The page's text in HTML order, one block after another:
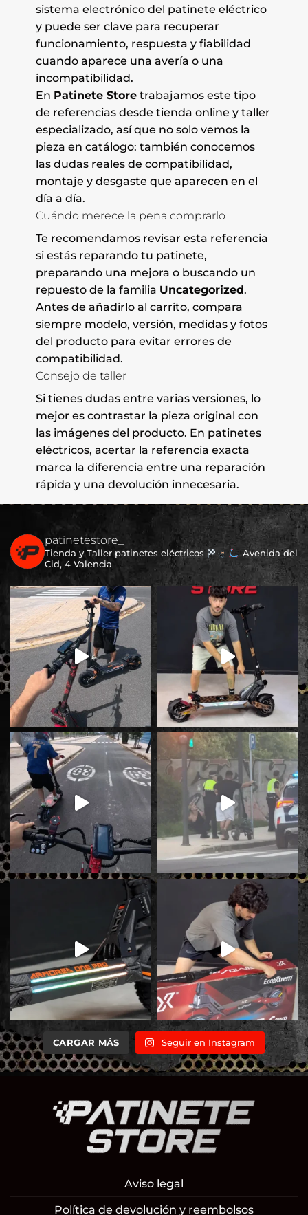
sistema electrónico del patinete eléctrico
y puede ser clave para recuperar
funcionamiento, respuesta y fiabilidad
cuando aparece una avería o una
incompatibilidad.
En Patinete Storetrabajamos este tipo
de referencias desde tienda online y taller
especializado, así que no solo vemos la
pieza en catálogo: también conocemos
las dudas reales de compatibilidad,
montaje y desgaste que aparecen en el
día a día.
Cuándo merece la pena comprarlo
Te recomendamos revisar esta referencia
si estás reparando tu patinete,
preparando una mejora o buscando un
repuesto de la familia Uncategorized.
Antes de añadirlo al carrito, compara
siempre modelo, versión, medidas y fotos
del producto para evitar errores de
compatibilidad.
Consejo de taller
Si tienes dudas entre varias versiones, lo
mejor es contrastar la pieza original con
las imágenes del producto. En patinetes
eléctricos, acertar la referencia exacta
marca la diferencia entre una reparación
rápida y una devolución innecesaria.
patinetestore_
Tienda y Taller patinetes eléctricos
Avenida del
Cid, 4 Valencia
CARGAR MÁS Seguir en Instagram
Aviso legal
Política de devolución y reembolsos